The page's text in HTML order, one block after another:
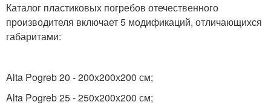
Каталог пластиковых погребов отечественного
производителя включает 5 модификаций, отличающихся
габаритами:
Alta Pogreb 20 - 200х200х200 см;
Alta Pogreb 25 - 250х200х200 см;